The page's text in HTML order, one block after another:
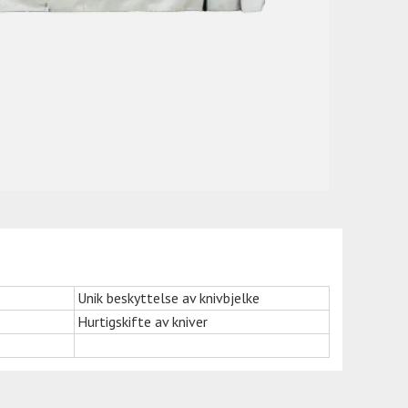
Unik beskyttelse av knivbjelke
Hurtigskifte av kniver